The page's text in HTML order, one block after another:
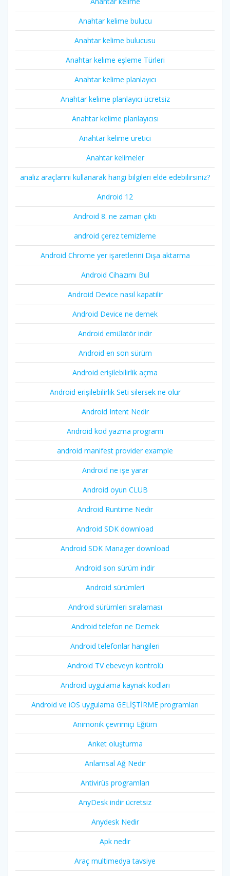
Anahtar kelime bulucu
Anahtar kelime bulucusu
Anahtar kelime eşleme Türleri
Anahtar kelime planlayıcı
Anahtar kelime planlayıcı ücretsiz
Anahtar kelime planlayıcısı
Anahtar kelime üretici
Anahtar kelimeler
analiz araçlarını kullanarak hangi bilgileri elde edebilirsiniz?
Android 12
Android 8. ne zaman çıktı
android çerez temizleme
Android Chrome yer işaretlerini Dışa aktarma
Android Cihazımı Bul
Android Device nasıl kapatilir
Android Device ne demek
Android emülatör indir
Android en son sürüm
Android erişilebilirlik açma
Android erişilebilirlik Seti silersek ne olur
Android Intent Nedir
Android kod yazma programı
android manifest provider example
Android ne işe yarar
Android oyun CLUB
Android Runtime Nedir
Android SDK download
Android SDK Manager download
Android son sürüm indir
Android sürümleri
Android sürümleri sıralaması
Android telefon ne Demek
Android telefonlar hangileri
Android TV ebeveyn kontrolü
Android uygulama kaynak kodları
Android ve iOS uygulama GELİŞTİRME programları
Animonik çevrimiçi Eğitim
Anket oluşturma
Anlamsal Ağ Nedir
Antivirüs programları
AnyDesk indir ücretsiz
Anydesk Nedir
Apk nedir
Araç multimedya tavsiye